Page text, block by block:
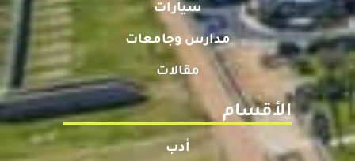
سيارات
مدارس وجامعات
مقالات
الأقسام
أدب